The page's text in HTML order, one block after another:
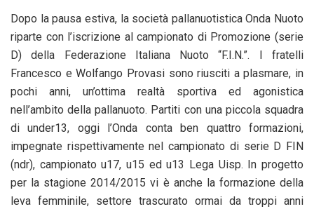
Dopo la pausa estiva, la società pallanuotistica Onda Nuoto
riparte con l’iscrizione al campionato di Promozione (serie
D) della Federazione Italiana Nuoto “F.I.N.”. I fratelli
Francesco e Wolfango Provasi sono riusciti a plasmare, in
pochi anni, un’ottima realtà sportiva ed agonistica
nell’ambito della pallanuoto. Partiti con una piccola squadra
di under13, oggi l’Onda conta ben quattro formazioni,
impegnate rispettivamente nel campionato di serie D FIN
(ndr), campionato u17, u15 ed u13 Lega Uisp. In progetto
per la stagione 2014/2015 vi è anche la formazione della
leva femminile, settore trascurato ormai da troppi anni